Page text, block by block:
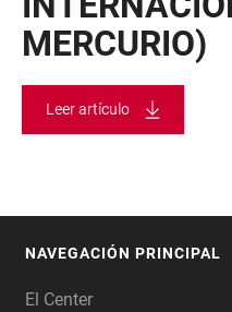
MERCURIO)
Leer artículo
NAVEGACIÓN PRINCIPAL
El Center